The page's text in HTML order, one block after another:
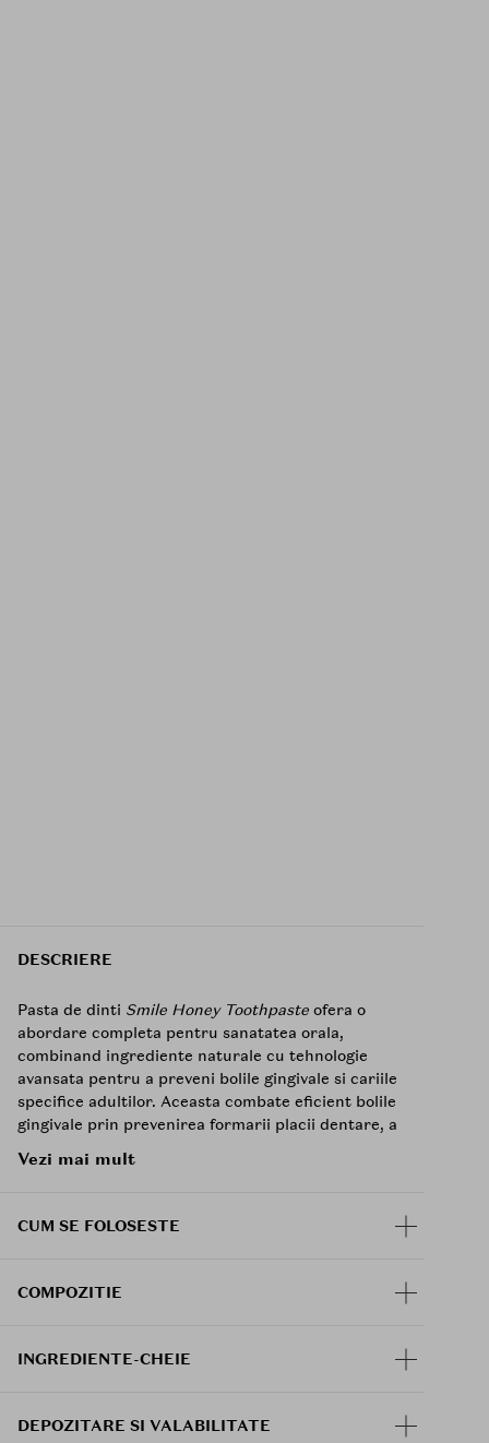
DESCRIERE
Pasta de dinti Smile Honey Toothpaste ofera o
abordare completa pentru sanatatea orala,
combinand ingrediente naturale cu tehnologie
avansata pentru a preveni bolile gingivale si cariile
specifice adultilor. Aceasta combate eficient bolile
gingivale prin prevenirea formarii placii dentare, a
progresia inflamatiei catre os si disolutia osoasa
Ingredientele sale active calmeaza inflamatia
cariilor in zonele problematice, cum ar fi fisurile
(1400ppm). In plus, SMILE HONEY contine
astringent pentru gingii, extractul de Sanguisorba
Vezi mai mult
CUM SE FOLOSESTE
COMPOZITIE
INGREDIENTE-CHEIE
DEPOZITARE SI VALABILITATE